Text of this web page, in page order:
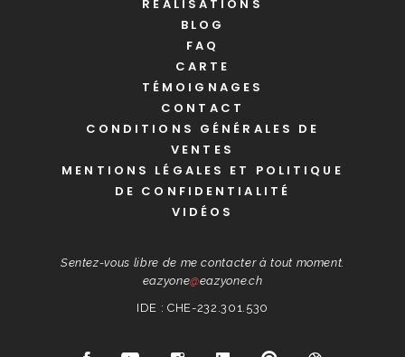
RÉALISATIONS
BLOG
FAQ
CARTE
TÉMOIGNAGES
CONTACT
CONDITIONS GÉNÉRALES DE
VENTES
MENTIONS LÉGALES ET POLITIQUE
DE CONFIDENTIALITÉ
VIDÉOS
Sentez-vous libre de me contacter à tout moment.
eazyone@eazyone.ch
IDE : CHE-232.301.530